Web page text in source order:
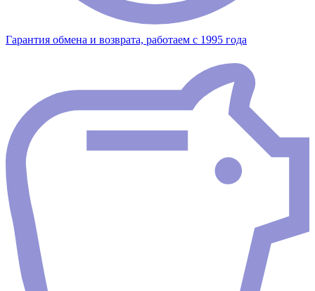
Гарантия обмена и возврата, работаем с 1995 года